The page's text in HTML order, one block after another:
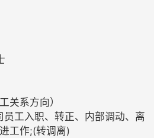
关系方向）
员工入职、转正、内部调动、离
工作;(转调离)